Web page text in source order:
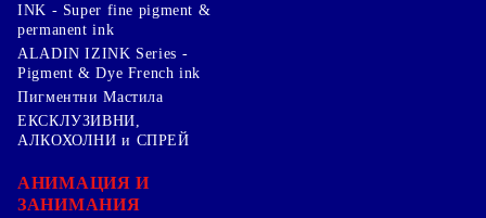
INK - Super fine pigment &
permanent ink
ALADIN IZINK Series -
Pigment & Dye French ink
Пигментни Мастила
ЕКСКЛУЗИВНИ,
АЛКОХОЛНИ и СПРЕЙ
АНИМАЦИЯ И
ЗАНИМАНИЯ